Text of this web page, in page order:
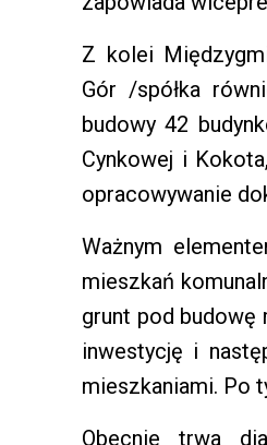
Z kolei
Gór /spółka
budowy 42
Cynkowej i
opracowywanie
Ważnym
mieszkań
grunt pod
inwestycję i
mieszkaniami. Po
Obecnie trwa